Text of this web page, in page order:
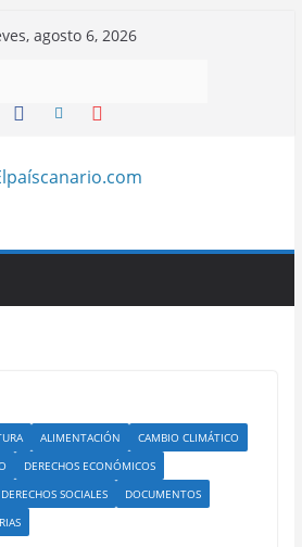
agosto 6, 2026
ALIMENTACIÓN
CAMBIO CLIMÁTICO
DERECHOS ECONÓMICOS
DERECHOS SOCIALES
DOCUMENTOS